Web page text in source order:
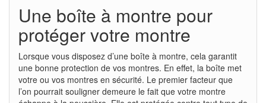
Une boîte à montre pour
protéger votre montre
Lorsque vous disposez d’une boîte à montre, cela garantit
une bonne protection de vos montres. En effet, la boîte met
votre ou vos montres en sécurité. Le premier facteur que
l’on pourrait souligner demeure le fait que votre montre